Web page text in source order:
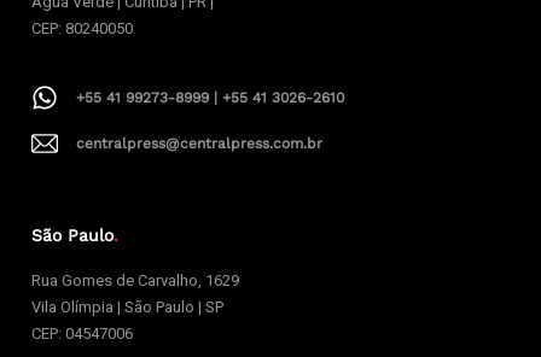
CEP: 80240050
+55 41 99273-8999 | +55 41 3026-2610
centralpress@centralpress.com.br
São Paulo.
Rua Gomes de Carvalho, 1629
Vila Olímpia | São Paulo | SP
CEP: 04547006